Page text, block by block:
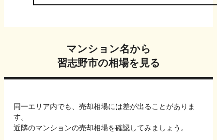
マンション名から
習志野市の相場を見る
同一エリア内でも、売却相場には差が出ることがありま
す。
近隣のマンションの売却相場を確認してみましょう。